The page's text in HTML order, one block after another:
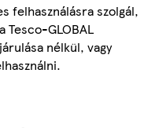
felhasználásra szolgál,
Tesco-GLOBAL
nélkül, vagy